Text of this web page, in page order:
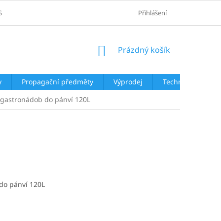
ÚDAJŮ Přihlášení
NÁKUPNÍ
Prázdný košík
Propagační předměty Výprodej
Technologie
do pánví 120L
pánví 120L